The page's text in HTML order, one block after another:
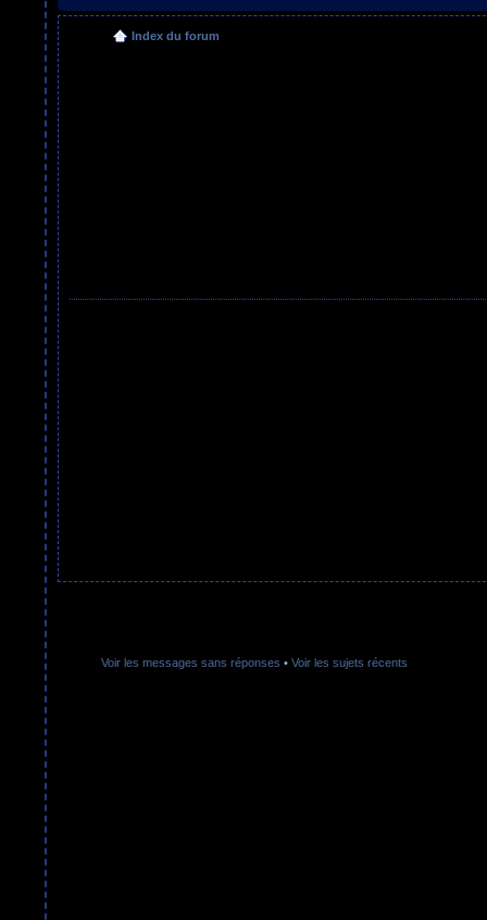
Index du forum
Voir les messages sans réponses • Voir les sujets récents